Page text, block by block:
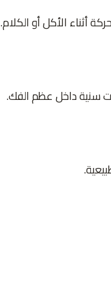
أثناء الأكل أو الكلام.
سنية داخل عظم الفك.